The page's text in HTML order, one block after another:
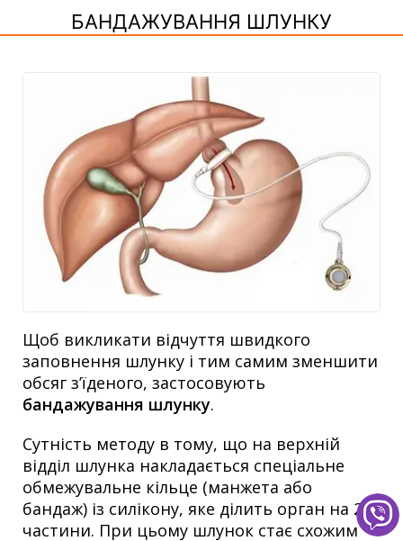
БАНДАЖУВАННЯ ШЛУНКУ
Щоб викликати відчуття швидкого
заповнення шлунку і тим самим зменшити
обсяг з’їденого, застосовують
бандажування шлунку.
Сутність методу в тому, що на верхній
відділ шлунка накладається спеціальне
обмежувальне кільце (манжета або
бандаж) із силікону, яке ділить орган на 2
частини. При цьому шлунок стає схожим